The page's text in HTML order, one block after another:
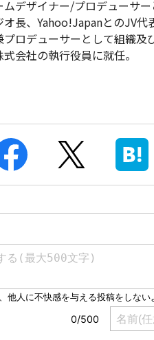
デザイナー/プロデューサ
長、Yahoo!JapanとのJV
プロデューサーとして組織
会社の執行役員に就任。